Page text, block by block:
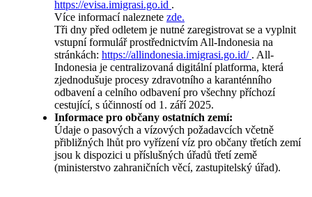
https://evisa.imigrasi.go.id .
Více informací naleznete zde.
Tři dny před odletem je nutné zaregistrovat se a vyplnit
vstupní formulář prostřednictvím All-Indonesia na
stránkách: https://allindonesia.imigrasi.go.id/ . All-
Indonesia je centralizovaná digitální platforma, která
zjednodušuje procesy zdravotního a karanténního
odbavení a celního odbavení pro všechny příchozí
cestující, s účinností od 1. září 2025.
Informace pro občany ostatních zemí:
Údaje o pasových a vízových požadavcích včetně
přibližných lhůt pro vyřízení víz pro občany třetích zemí
jsou k dispozici u příslušných úřadů třetí země
(ministerstvo zahraničních věcí, zastupitelský úřad).